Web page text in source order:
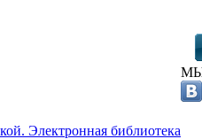
Электронная библиотека